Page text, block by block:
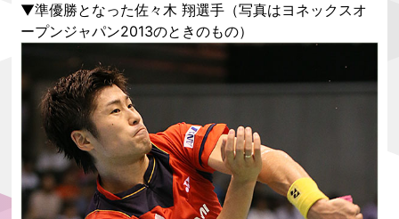
▼準優勝となった佐々木 翔選手（写真はヨネックスオ
ープンジャパン2013のときのもの）